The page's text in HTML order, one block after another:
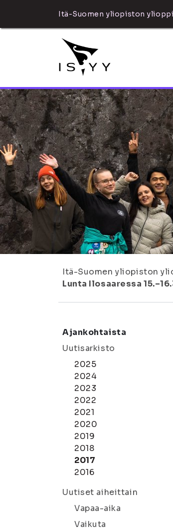
Itä-Suomen yliopiston
Itä-Suomen yliopiston
Lunta Ilosaaressa
Ajankohtaista
Uutisarkisto
2025
2024
2023
2022
2021
2020
2019
2018
2017
2016
Uutiset aiheittain
Vapaa-aika
Vaikuta